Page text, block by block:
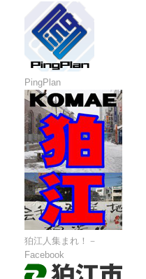
PingPlan
狛江人集まれ！－
Facebook